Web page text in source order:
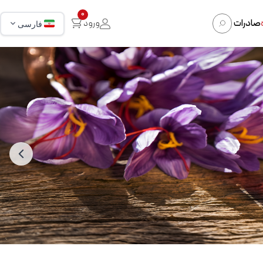
صادرات ورود
0
فارسی